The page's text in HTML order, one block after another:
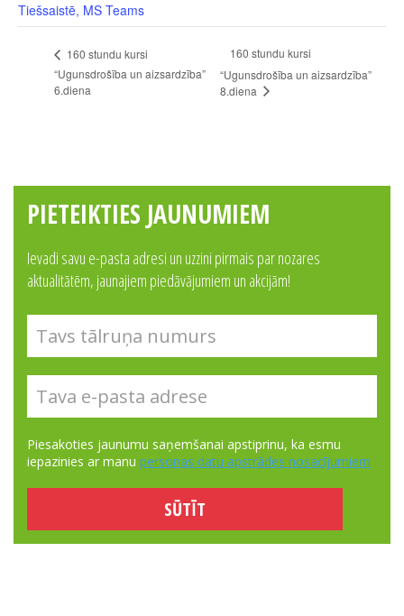
Tiešsaistē, MS Teams
160 stundu kursi
“Ugunsdrošība un aizsardzība”
6.diena
160 stundu kursi
“Ugunsdrošība un aizsardzība”
8.diena
PIETEIKTIES JAUNUMIEM
Ievadi savu e-pasta adresi un uzzini pirmais par nozares
aktualitātēm, jaunajiem piedāvājumiem un akcijām!
Piesakoties jaunumu saņemšanai apstiprinu, ka esmu
iepazinies ar manu personas datu apstrādes nosacījumiem